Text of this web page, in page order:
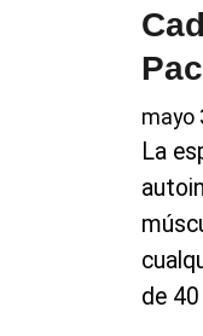
mayo
La
de